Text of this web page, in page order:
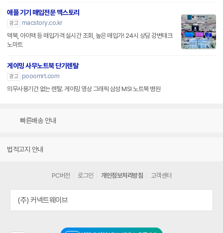
애플 기기 매입전문 맥스토리
광고
macstory.co.kr
맥북, 아이맥 등 매입가격 실시간 조회, 높은 매입가! 24시 상담 강변테크
노마트
게이밍 사무노트북 단기렌탈
광고
pooomrt.com
의무사용기간 없는 렌탈. 게이밍 영상 그래픽 삼성 MSI 노트북 병원
빠른배송 안내
법적고지 안내
PC버전 로그인 개인정보처리방침 고객센터
(주) 커넥트웨이브